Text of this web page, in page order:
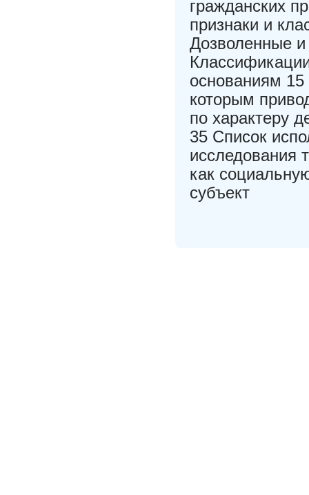
гражданских
признаки и
Дозволенные
основаниям
которым
по характеру
35 Список
исследования
как
субъект